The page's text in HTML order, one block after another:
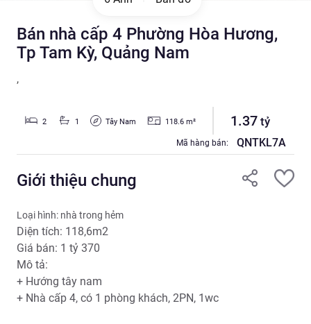
Bán nhà cấp 4 Phường Hòa Hương,
Tp Tam Kỳ, Quảng Nam
,
2 1 Tây Nam 118.6m² 1.37tỷ
Mã hàng bán: QNTKL7A
Giới thiệu chung
Loại hình: nhà trong hẻm